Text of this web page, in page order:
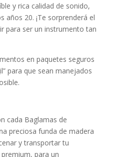
y rica calidad de sonido,
años 20. ¡Te sorprenderá el
para ser un instrumento tan
en paquetes seguros
para que sean manejados
cada Baglamas de
preciosa funda de madera
y transportar tu
para un